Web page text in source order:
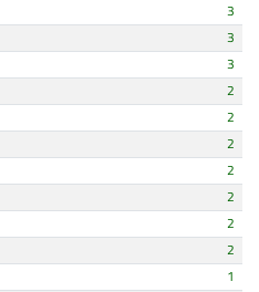
3
3
3
2
2
2
2
2
2
2
1